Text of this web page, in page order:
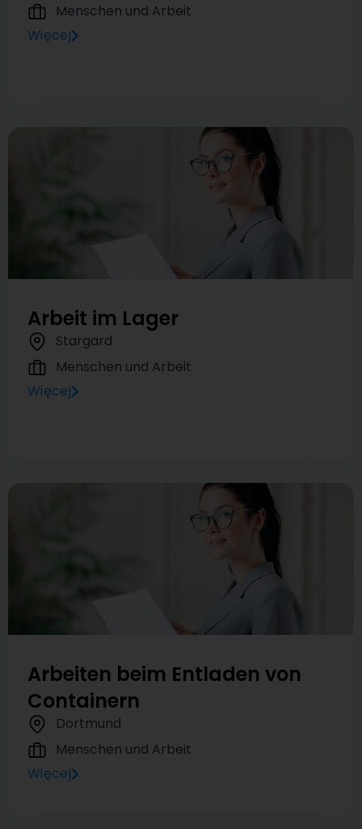
Menschen und Arbeit
Więcej
Arbeit im Lager
Stargard
Menschen und Arbeit
Więcej
Arbeiten beim Entladen von
Containern
Dortmund
Menschen und Arbeit
Więcej